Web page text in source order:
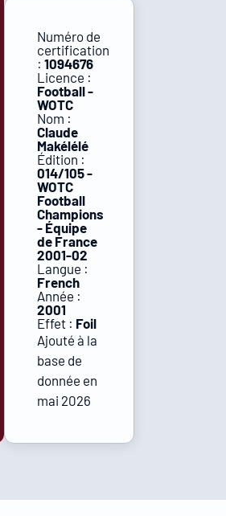
Numéro de
certification
: 1094676
Licence :
Football -
WOTC
Nom :
Claude
Makélélé
Édition :
014/105 -
WOTC
Football
Champions
- Équipe
de France
2001-02
Langue :
French
Année :
2001
Effet : Foil
Ajouté à la
base de
donnée en
mai 2026